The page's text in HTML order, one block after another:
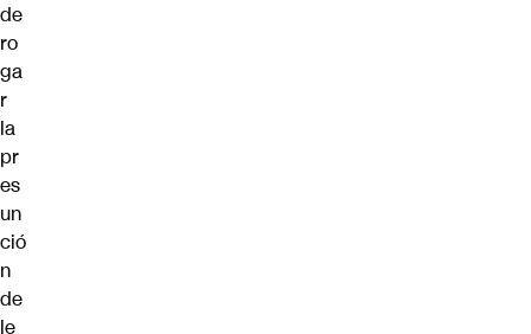
de
ro
ga
r
la
pr
es
un
ció
n
de
le